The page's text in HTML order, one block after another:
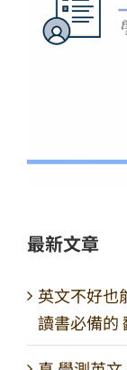
最新文章
英文不好也
讀書必備的